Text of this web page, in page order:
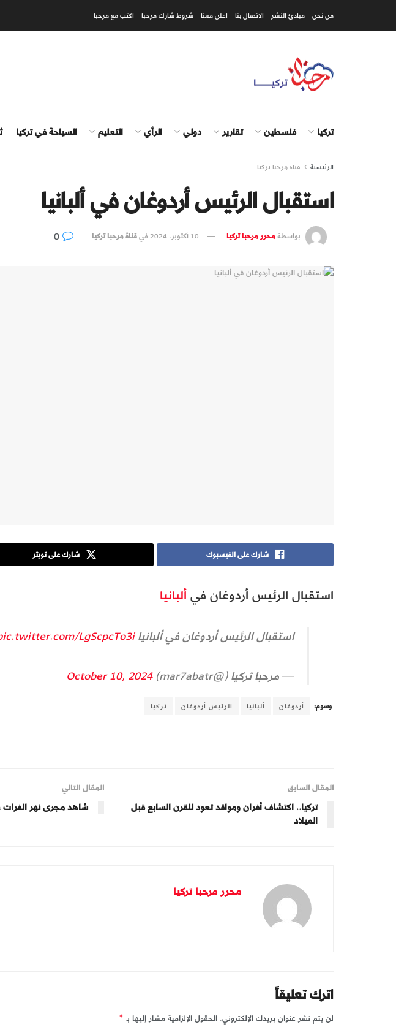
من نحن مبادئ النشر الاتصال بنا اعلن معنا شروط شارك مرحبا اكتب مع مرحبا
تركيا فلسطين تقارير دولي الرأي التعليم السياحة في تركيا
الرئيسية قناة مرحبا تركيا
استقبال الرئيس أردوغان في ألبانيا
بواسطةمحرر مرحبا تركيا 10 أكتوبر، 2024 فيقناة مرحبا تركيا
شارك على الفيسبوك شارك على تويتر
استقبال الرئيس أردوغان فيألبانيا
استقبال الرئيس أردوغان في ألبانياLgScpcTo3i
— مرحبا تركيا (@mar7abatr)
October 10, 2024
وسوم: أردوغان ألبانيا الرئيس أردوغان تركيا
المقال السابق
تركيا.. اكتشاف أفران ومواقد تعود للقرن السابع قبل
الميلاد
المقال التالي
شاهد مجرى نهر الفرات
محرر مرحبا تركيا
اترك تعليقاً
لن يتم نشر عنوان بريدك الإلكتروني. الحقول الإلزامية مشار إليها بـ *